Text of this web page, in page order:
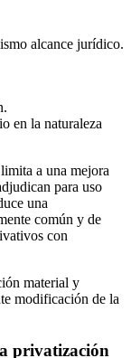
alcance jurídico.
en la naturaleza
a una mejora
para uso
una
común y de
con
material y
modificación de la
privatización